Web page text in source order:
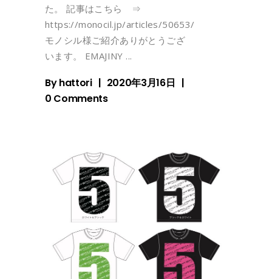
た。 記事はこちら ⇒
https://monocil.jp/articles/50653/
モノシル様ご紹介ありがとうござ
います。 EMAJINY
Byhattori
2020年3月16日
0 Comments